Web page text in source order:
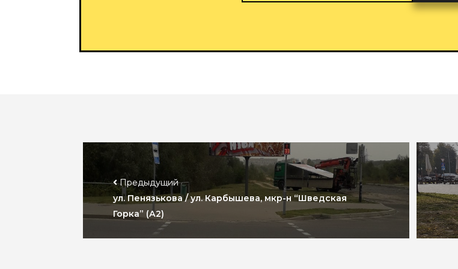
Предыдущий
ул. Пенязькова / ул. Карбышева, мкр-н “Шведская
Горка” (А2)